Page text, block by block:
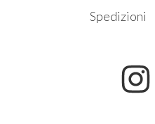
Spedizioni